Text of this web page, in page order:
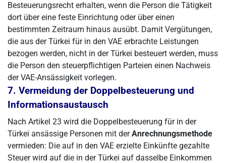
Besteuerungsrecht erhalten, wenn die Person die Tätigkeit
dort über eine feste Einrichtung oder über einen
bestimmten Zeitraum hinaus ausübt. Damit Vergütungen,
die aus der Türkei für in den VAE erbrachte Leistungen
bezogen werden, nicht in der Türkei besteuert werden, muss
die Person den steuerpflichtigen Parteien einen Nachweis
der VAE-Ansässigkeit vorlegen.
7. Vermeidung der Doppelbesteuerung und
Informationsaustausch
Nach Artikel 23 wird die Doppelbesteuerung für in der
Türkei ansässige Personen mit derAnrechnungsmethode
vermieden: Die auf in den VAE erzielte Einkünfte gezahlte
Steuer wird auf die in der Türkei auf dasselbe Einkommen